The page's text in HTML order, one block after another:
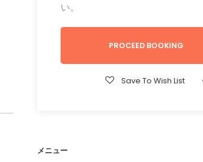
い。
PROCEED BOOKING
Save To Wish List
メニュー